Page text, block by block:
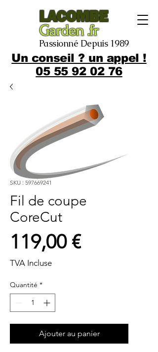
LACOMBE
Garden .fr
Passionné Depuis 1989
Un conseil ? un appel !
05 55 92 02 76
SKU : 597669241
Fil de coupe
CoreCut
119,00 €Prix
TVA Incluse
Quantité *
Ajouter au panier